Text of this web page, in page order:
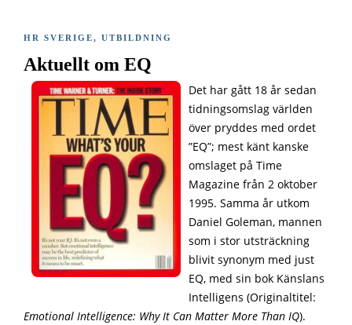
HR SVERIGE, UTBILDNING
Aktuellt om EQ
Det har gått 18 år sedan
tidningsomslag världen
över pryddes med ordet
”EQ”; mest känt kanske
omslaget på Time
Magazine från 2 oktober
1995. Samma år utkom
Daniel Goleman, mannen
som i stor utsträckning
blivit synonym med just
EQ, med sin bok Känslans
Intelligens (Originaltitel:
Emotional Intelligence: Why It Can Matter More Than IQ).